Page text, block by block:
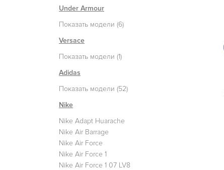
Under Armour
Показать модели (6)
Versace
Показать модели (1)
Adidas
Показать модели (52)
Nike
Nike Adapt Huarache
Nike Air Barrage
Nike Air Force
Nike Air Force 1
Nike Air Force 1 07 LV8